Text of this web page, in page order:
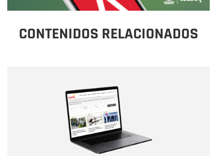
CONTENIDOS RELACIONADOS
Correo electrónico
Tipo de comentario